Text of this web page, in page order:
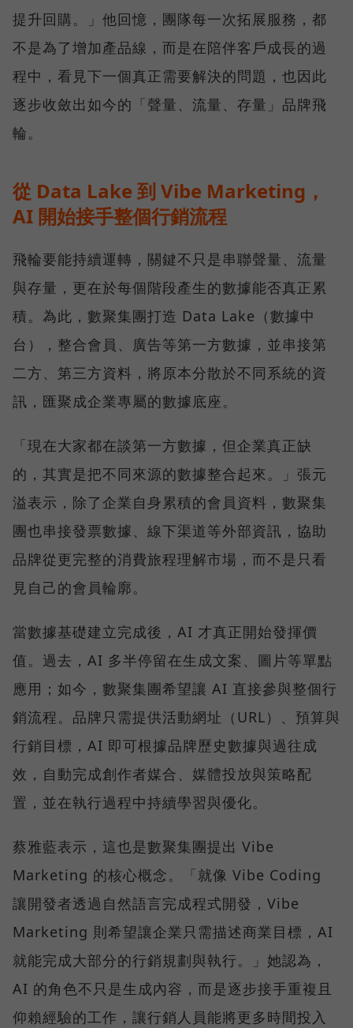
提升回購。」他回憶，團隊每一次拓展服務，都
不是為了增加產品線，而是在陪伴客戶成長的過
程中，看見下一個真正需要解決的問題，也因此
逐步收斂出如今的「聲量、流量、存量」品牌飛
輪。
從 Data Lake 到 Vibe Marketing，
AI 開始接手整個行銷流程
飛輪要能持續運轉，關鍵不只是串聯聲量、流量
與存量，更在於每個階段產生的數據能否真正累
積。為此，數聚集團打造 Data Lake（數據中
台），整合會員、廣告等第一方數據，並串接第
二方、第三方資料，將原本分散於不同系統的資
訊，匯聚成企業專屬的數據底座。
「現在大家都在談第一方數據，但企業真正缺
的，其實是把不同來源的數據整合起來。」張元
溢表示，除了企業自身累積的會員資料，數聚集
團也串接發票數據、線下渠道等外部資訊，協助
品牌從更完整的消費旅程理解市場，而不是只看
見自己的會員輪廓。
當數據基礎建立完成後，AI 才真正開始發揮價
值。過去，AI 多半停留在生成文案、圖片等單點
應用；如今，數聚集團希望讓 AI 直接參與整個行
銷流程。品牌只需提供活動網址（URL）、預算與
行銷目標，AI 即可根據品牌歷史數據與過往成
效，自動完成創作者媒合、媒體投放與策略配
置，並在執行過程中持續學習與優化。
蔡雅藍表示，這也是數聚集團提出 Vibe
Marketing 的核心概念。「就像 Vibe Coding
讓開發者透過自然語言完成程式開發，Vibe
Marketing 則希望讓企業只需描述商業目標，AI
就能完成大部分的行銷規劃與執行。」她認為，
AI 的角色不只是生成內容，而是逐步接手重複且
仰賴經驗的工作，讓行銷人員能將更多時間投入